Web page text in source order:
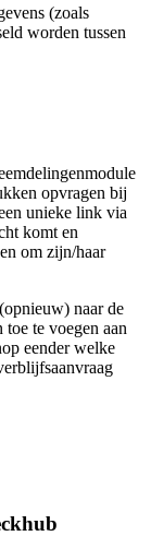
(zoals
worden tussen
opvragen bij
unieke link via
komt en
om zijn/haar
naar de
te voegen aan
eender welke